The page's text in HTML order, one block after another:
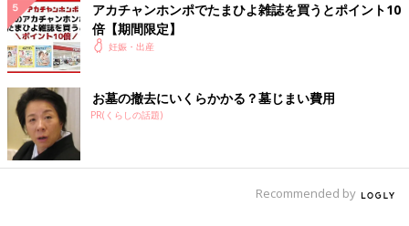
アカチャンホンポでたまひよ雑誌を買うとポイント10
倍【期間限定】
妊娠・出産
お墓の撤去にいくらかかる？墓じまい費用
PR(くらしの話題)
Recommended by